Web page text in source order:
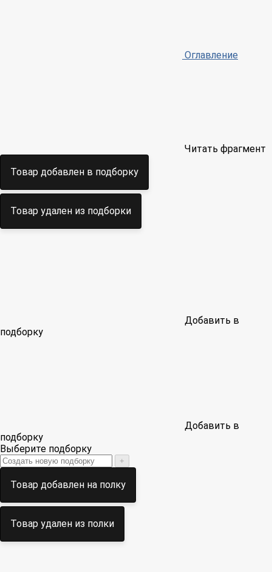
Оглавление
Читать фрагмент
Товар добавлен в подборку
Товар удален из подборки
Добавить в
подборку
Добавить в
подборку
Выберите подборку
+
Товар добавлен на полку
Товар удален из полки